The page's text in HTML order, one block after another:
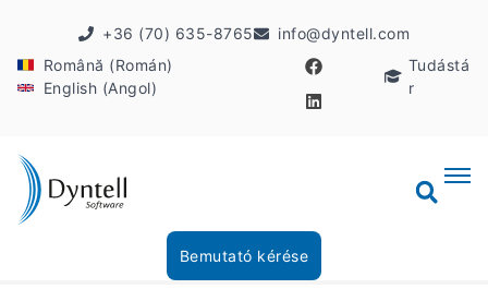
+36 (70) 635-8765
info@dyntell.com
Română (Román)
English (Angol)
Tudástá
r
Bemutató kérése